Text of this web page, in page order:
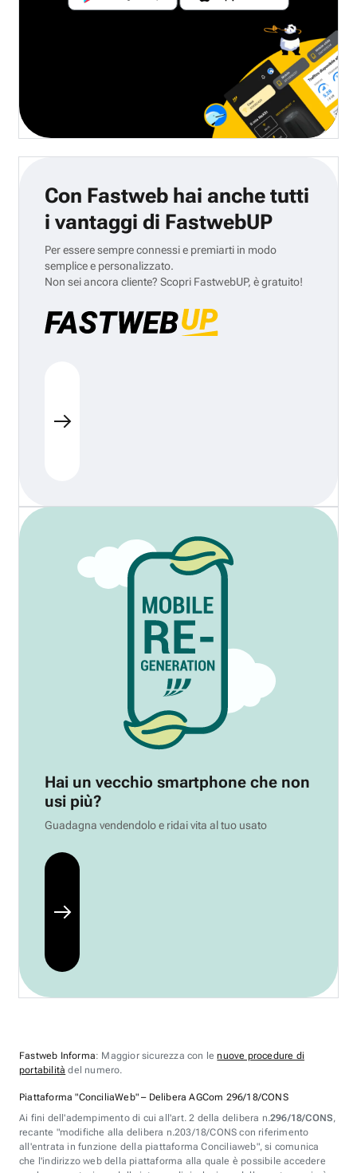
Con Fastweb hai anche tutti
i vantaggi di FastwebUP
Per essere sempre connessi e premiarti in modo
semplice e personalizzato.
Non sei ancora cliente? Scopri FastwebUP, è gratuito!
Hai un vecchio smartphone che non
usi più?
Guadagna vendendolo e ridai vita al tuo usato
Fastweb Informa: Maggior sicurezza con lenuove procedure di
portabilità del numero.
Piattaforma "ConciliaWeb" – Delibera AGCom 296/18/CONS
Ai fini dell'adempimento di cui all'art. 2 della delibera n.296/18/CONS,
recante "modifiche alla delibera n.203/18/CONS con riferimento
all'entrata in funzione della piattaforma Conciliaweb", si comunica
che l'indirizzo web della piattaforma alla quale è possibile accedere